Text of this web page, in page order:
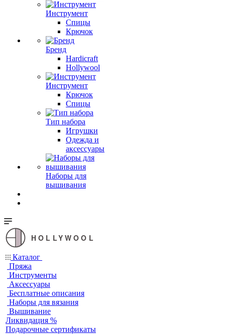
Инструмент
Спицы
Крючок
Бренд
Hardicraft
Hollywool
Инструмент
Крючок
Спицы
Тип набора
Игрушки
Одежда и
аксессуары
Наборы для
вышивания
HOLLYWOOL
Каталог
Пряжа
Инструменты
Аксессуары
Бесплатные описания
Наборы для вязания
Вышивание
Ликвидация %
Подарочные сертификаты